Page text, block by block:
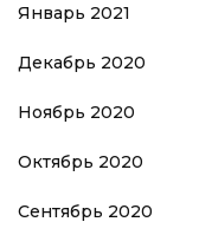
Январь 2021
Декабрь 2020
Ноябрь 2020
Октябрь 2020
Сентябрь 2020